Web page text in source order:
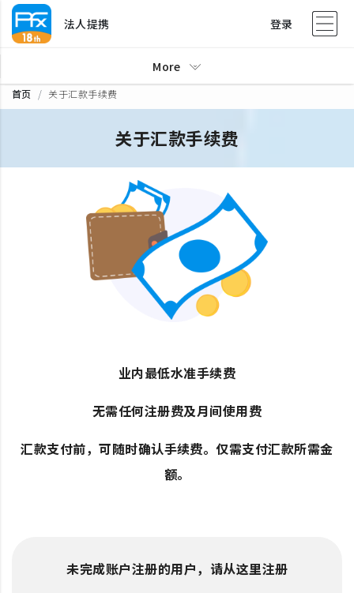
法人提携 登录
More
首页 关于汇款手续费
关于汇款手续费
业内最低水准手续费
无需任何注册费及月间使用费
汇款支付前，可随时确认手续费。仅需支付汇款所需金
额。
未完成账户注册的用户，请从这里注册